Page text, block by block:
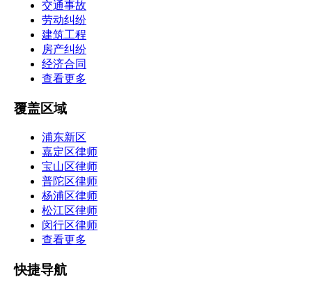
交通事故
劳动纠纷
建筑工程
房产纠纷
经济合同
查看更多
覆盖区域
浦东新区
嘉定区律师
宝山区律师
普陀区律师
杨浦区律师
松江区律师
闵行区律师
查看更多
快捷导航